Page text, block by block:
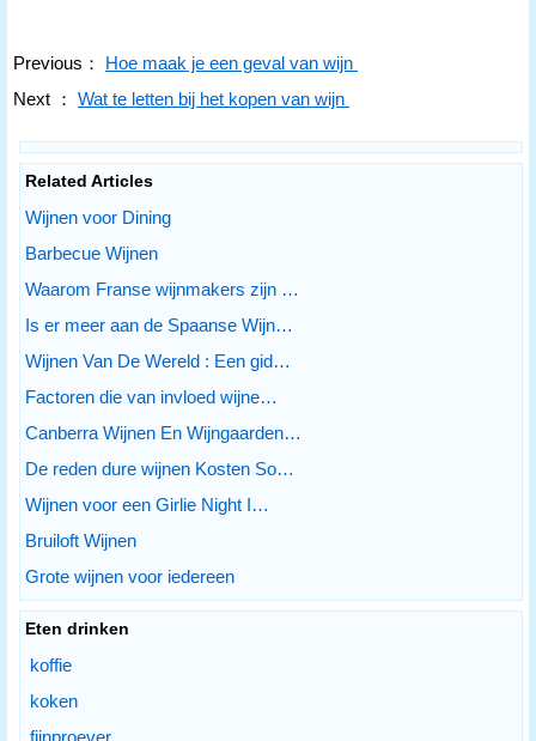
Previous：
Hoe maak je een geval van wijn
Next ： Wat te letten bij het kopen van wijn
Related Articles
Wijnen voor Dining
Barbecue Wijnen
Waarom Franse wijnmakers zijn …
Is er meer aan de Spaanse Wijn…
Wijnen Van De Wereld : Een gid…
Factoren die van invloed wijne…
Canberra Wijnen En Wijngaarden…
De reden dure wijnen Kosten So…
Wijnen voor een Girlie Night I…
Bruiloft Wijnen
Grote wijnen voor iedereen
Eten drinken
koffie
koken
fijnproever